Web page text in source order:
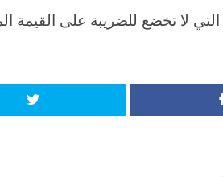
لا تخضع للضريبة على القيمة